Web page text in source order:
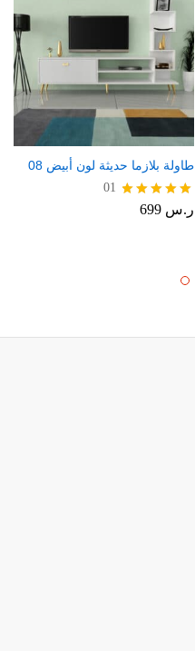
طاولة بلازما حديثة لون أبيض 08
تم التقييم
01
ر.س